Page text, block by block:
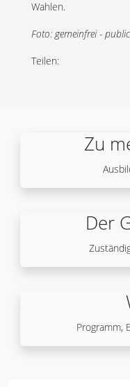
Wahlen.
Foto: gemeinfrei -
Teilen:
Zu
Der
Programm,